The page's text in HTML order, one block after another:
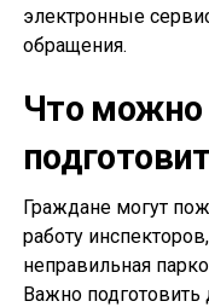
электронные
обращения.
Что можно
Граждане могут
работу
неправильная
Важно